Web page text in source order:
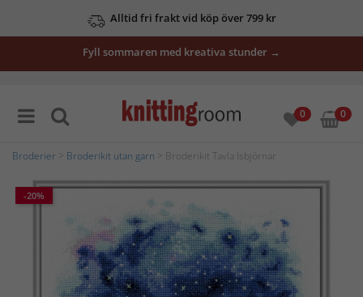
Alltid fri frakt vid köp över 799 kr
Fyll sommaren med kreativa stunder →
0 0
Broderier Broderikit utan garn > Broderikit Tavla Isbjörnar
-20%